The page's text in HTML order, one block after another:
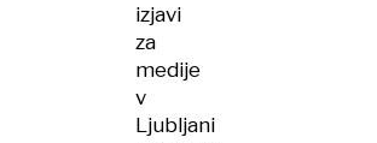
izjavi
za
medije
v
Ljubljani